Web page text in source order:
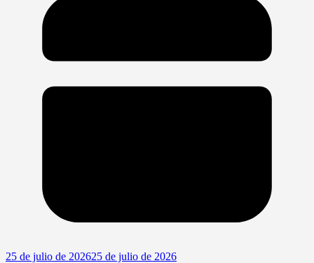
25 de julio de 202625 de julio de 2026